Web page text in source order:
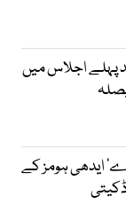
پہلے اجلاس میں
ایدھی ہومز کے